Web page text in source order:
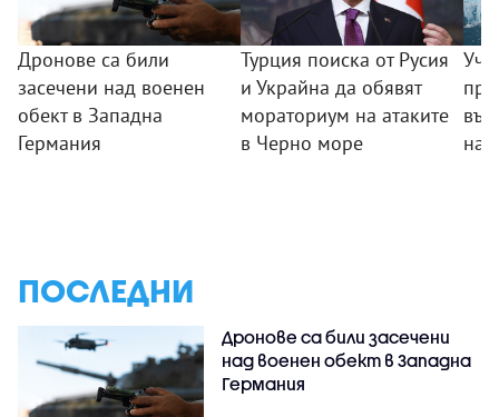
Дронове са били
засечени над военен
обект в Западна
Германия
Турция поиска от Русия
и Украйна да обявят
мораториум на атаките
в Черно море
на
ПОСЛЕДНИ
Дронове са били засечени
над военен обект в Западна
Германия